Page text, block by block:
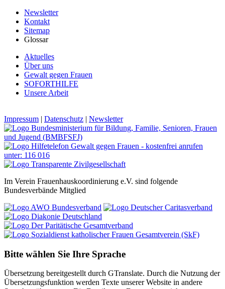
Newsletter
Kontakt
Sitemap
Glossar
Aktuelles
Über uns
Gewalt gegen Frauen
SOFORTHILFE
Unsere Arbeit
Impressum | Datenschutz | Newsletter
Im Verein Frauenhauskoordinierung e.V. sind folgende
Bundesverbände Mitglied
Bitte wählen Sie Ihre Sprache
Übersetzung bereitgestellt durch GTranslate. Durch die Nutzung der
Übersetzungsfunktion werden Texte unserer Website in andere